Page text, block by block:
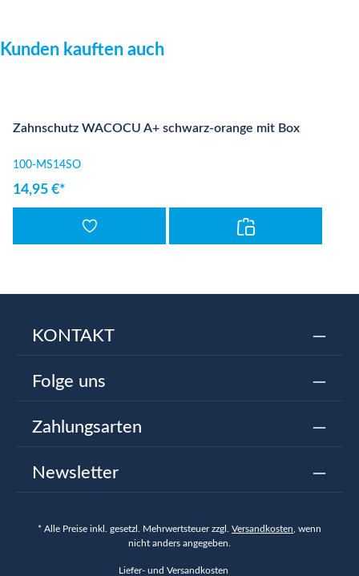
Produktgalerie überspringen
Kunden kauften auch
Zahnschutz WACOCU A+ schwarz-orange mit Box
100-MS14SO
14,95 €*
KONTAKT
Folge uns
Zahlungsarten
Newsletter
* Alle Preise inkl. gesetzl. Mehrwertsteuer zzgl. Versandkosten , wenn
nicht anders angegeben.
Liefer- und Versandkosten